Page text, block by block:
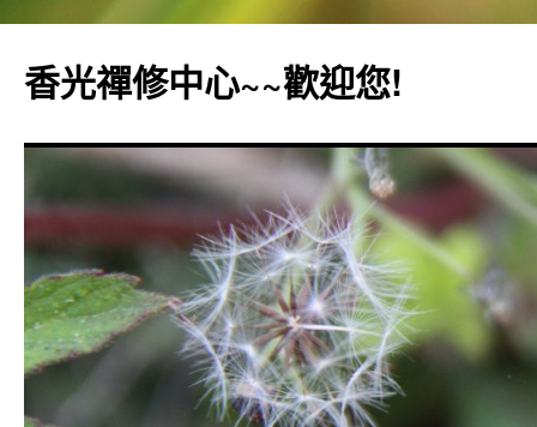
香光禪修中心~~歡迎您!